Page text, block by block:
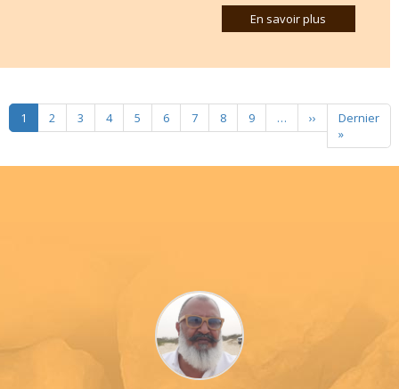
En savoir plus
1 2 3 4 5 6 7 8 9 … ››Page suivante
Dernier
»Dernière